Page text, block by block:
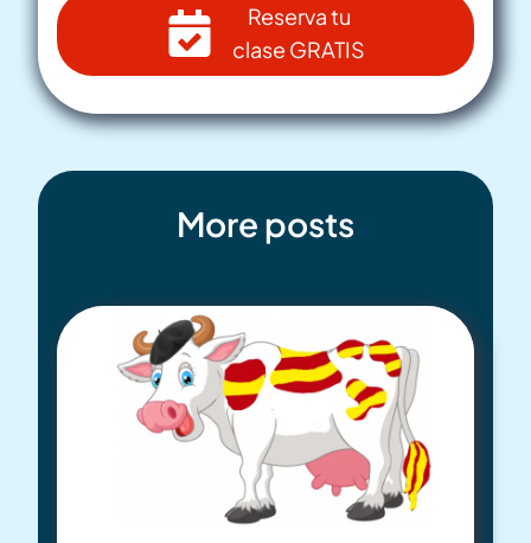
Reserva tu
clase GRATIS
More posts